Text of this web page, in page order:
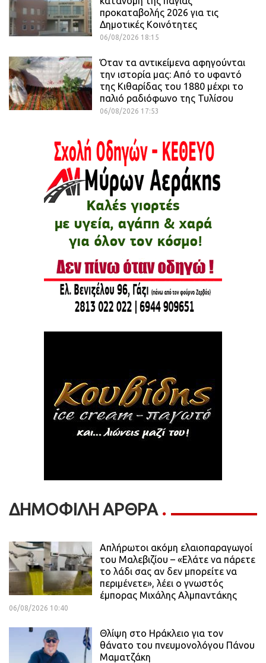
προκαταβολής 2026 για τις
Δημοτικές Κοινότητες
06/08/2026 18:15
Όταν τα αντικείμενα αφηγούνται
την ιστορία μας: Από το υφαντό
της Κιθαρίδας του 1880 μέχρι το
παλιό ραδιόφωνο της Τυλίσου
06/08/2026 17:53
ΔΗΜΟΦΙΛΗ ΑΡΘΡΑ
Απλήρωτοι ακόμη ελαιοπαραγωγοί
του Μαλεβιζίου – «Ελάτε να πάρετε
το λάδι σας αν δεν μπορείτε να
περιμένετε», λέει ο γνωστός
έμπορας Μιχάλης Αλμπαντάκης
06/08/2026 10:40
Θλίψη στο Ηράκλειο για τον
θάνατο του πνευμονολόγου Πάνου
Μαματζάκη